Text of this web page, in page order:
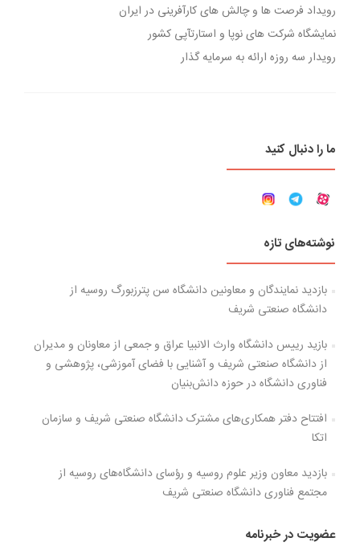
رویداد فرصت ها و چالش های کارآفرینی در ایران
نمایشگاه شرکت های نوپا و استارتآپی کشور
رویدار سه روزه ارائه به سرمایه گذار
ما را دنبال کنید
نوشته‌های تازه
بازدید نمایندگان و معاونین دانشگاه سن پترزبورگ روسیه از
دانشگاه صنعتی شریف
بازید رییس دانشگاه وارث الانبیا عراق و جمعی از معاونان و مدیران
از دانشگاه صنعتی شریف و آشنایی با فضای آموزشی، پژوهشی و
فناوری دانشگاه در حوزه دانش‌بنیان
افتتاح دفتر همکاری‌های مشترک دانشگاه صنعتی شریف و سازمان
اتکا
بازدید معاون وزیر علوم روسیه و رؤسای دانشگاه‌های روسیه از
مجتمع فناوری دانشگاه صنعتی شریف
عضویت در خبرنامه